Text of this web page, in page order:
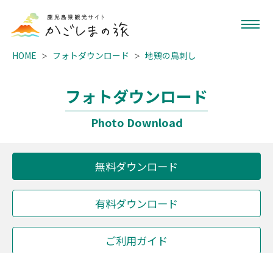
HOME フォトダウンロード 地鶏の鳥刺し
フォトダウンロード
Photo Download
無料ダウンロード
有料ダウンロード
ご利用ガイド